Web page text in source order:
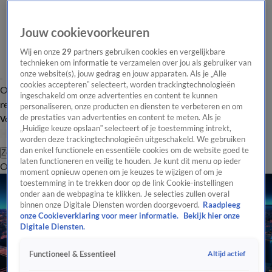
Overzicht Laatste nieuws Regionieuws Het beste van Hart
Tip de
redactie
Volg Hart van Nederland
Zoeken
OverzichtRegioUitzendingenWeerTip de redactiePanelVideo's
Jouw cookievoorkeuren
Wij en onze29 partners gebruiken cookies en vergelijkbare
technieken om informatie te verzamelen over jou als gebruiker van
onze website(s), jouw gedrag en jouw apparaten. Als je „Alle
cookies accepteren” selecteert, worden trackingtechnologieën
ingeschakeld om onze advertenties en content te kunnen
personaliseren, onze producten en diensten te verbeteren en om
de prestaties van advertenties en content te meten. Als je
„Huidige keuze opslaan” selecteert of je toestemming intrekt,
worden deze trackingtechnologieën uitgeschakeld. We gebruiken
dan enkel functionele en essentiële cookies om de website goed te
laten functioneren en veilig te houden. Je kunt dit menu op ieder
moment opnieuw openen om je keuzes te wijzigen of om je
toestemming in te trekken door op de link Cookie-instellingen
onder aan de webpagina te klikken. Je selecties zullen overal
binnen onze Digitale Diensten worden doorgevoerd. Raadpleeg
onze Cookieverklaring voor meer informatie.
Bekijk hier onze
Digitale Diensten.
Functioneel & Essentieel Altijd actief